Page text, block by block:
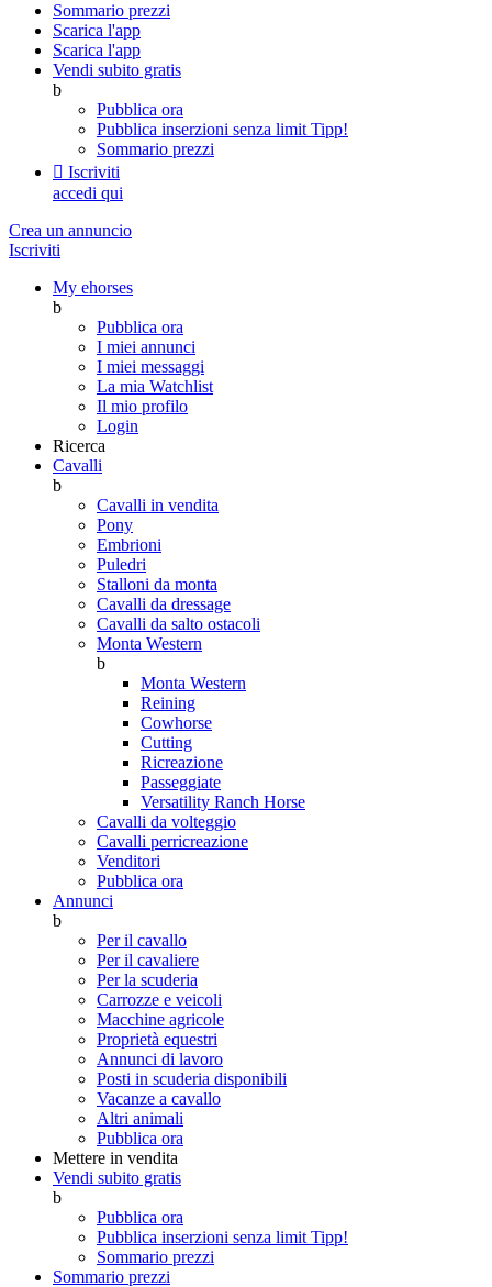
Sommario prezzi
Scarica l'app
Scarica l'app
Vendi subito gratis
b
Pubblica ora
Pubblica inserzioni senza limit Tipp!
Sommario prezzi
 Iscriviti
accedi qui
Crea un annuncio
Iscriviti
My ehorses
b
Pubblica ora
I miei annunci
I miei messaggi
La mia Watchlist
Il mio profilo
Login
Ricerca
Cavalli
b
Cavalli in vendita
Pony
Embrioni
Puledri
Stalloni da monta
Cavalli da dressage
Cavalli da salto ostacoli
Monta Western
b
Monta Western
Reining
Cowhorse
Cutting
Ricreazione
Passeggiate
Versatility Ranch Horse
Cavalli da volteggio
Cavalli perricreazione
Venditori
Pubblica ora
Annunci
b
Per il cavallo
Per il cavaliere
Per la scuderia
Carrozze e veicoli
Macchine agricole
Proprietà equestri
Annunci di lavoro
Posti in scuderia disponibili
Vacanze a cavallo
Altri animali
Pubblica ora
Mettere in vendita
Vendi subito gratis
b
Pubblica ora
Pubblica inserzioni senza limit Tipp!
Sommario prezzi
Sommario prezzi